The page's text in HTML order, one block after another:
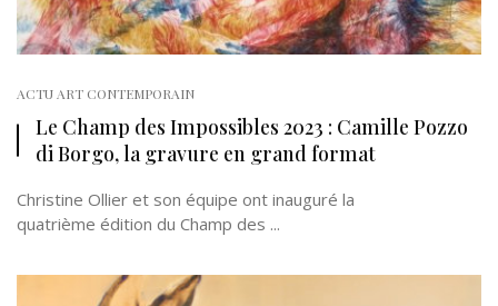
ACTU ART CONTEMPORAIN
Le Champ des Impossibles 2023 : Camille Pozzo
di Borgo, la gravure en grand format
Christine Ollier et son équipe ont inauguré la
quatrième édition du Champ des ...